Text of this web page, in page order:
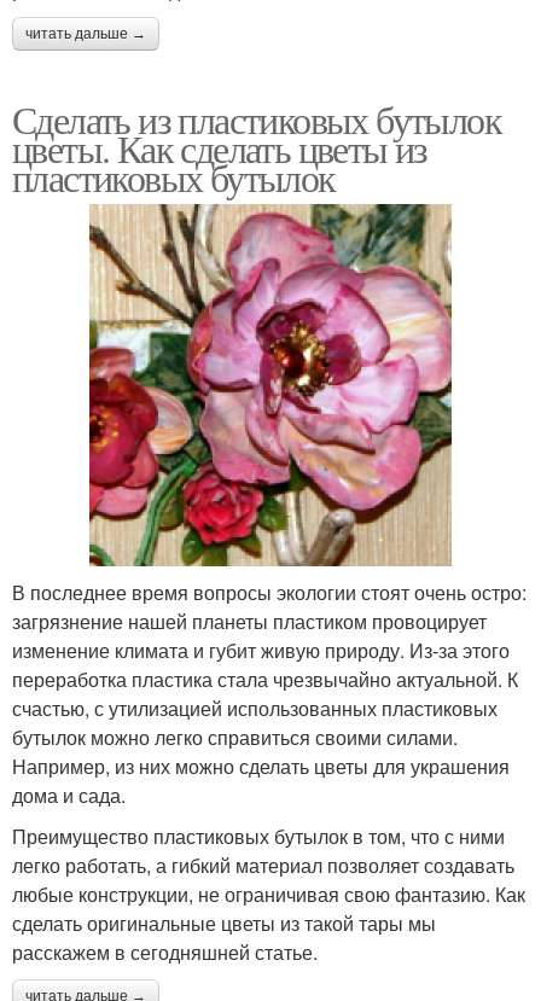
читать дальше →
Сделать из пластиковых бутылок
цветы. Как сделать цветы из
пластиковых бутылок
В последнее время вопросы экологии стоят очень остро:
загрязнение нашей планеты пластиком провоцирует
изменение климата и губит живую природу. Из-за этого
переработка пластика стала чрезвычайно актуальной. К
счастью, с утилизацией использованных пластиковых
бутылок можно легко справиться своими силами.
Например, из них можно сделать цветы для украшения
дома и сада.
Преимущество пластиковых бутылок в том, что с ними
легко работать, а гибкий материал позволяет создавать
любые конструкции, не ограничивая свою фантазию. Как
сделать оригинальные цветы из такой тары мы
расскажем в сегодняшней статье.
читать дальше →